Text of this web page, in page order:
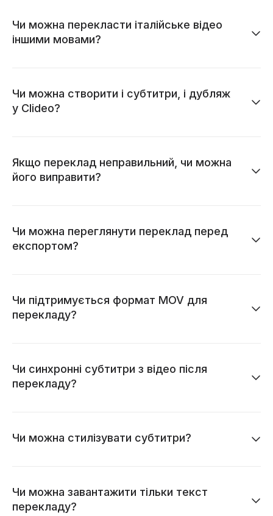
Чи можна перекласти італійське відео
іншими мовами?
Чи можна створити і субтитри, і дубляж
у Clideo?
Якщо переклад неправильний, чи можна
його виправити?
Чи можна переглянути переклад перед
експортом?
Чи підтримується формат MOV для
перекладу?
Чи синхронні субтитри з відео після
перекладу?
Чи можна стилізувати субтитри?
Чи можна завантажити тільки текст
перекладу?